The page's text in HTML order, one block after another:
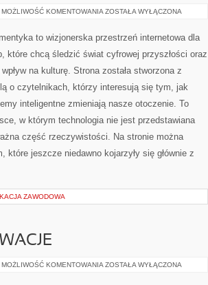
MOŻLIWOŚĆ KOMENTOWANIA HACK
ZOSTAŁA WYŁĄCZONA
to wizjonerska przestrzeń internetowa dla
które chcą śledzić świat cyfrowej przyszłości oraz
wpływ na kulturę. Strona została stworzona z
o czytelnikach, którzy interesują się tym, jak
inteligentne zmieniają nasze otoczenie. To
w którym technologia nie jest przedstawiana
część rzeczywistości. Na stronie można
które jeszcze niedawno kojarzyły się głównie z
ZAWODOWA
MOŻLIWOŚĆ KOMENTOWANIA TECHNOLOGIE
ZOSTAŁA WYŁĄCZONA